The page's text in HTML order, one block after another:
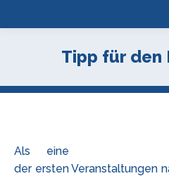
Tipp für den
Als eine
der ersten Veranstaltungen